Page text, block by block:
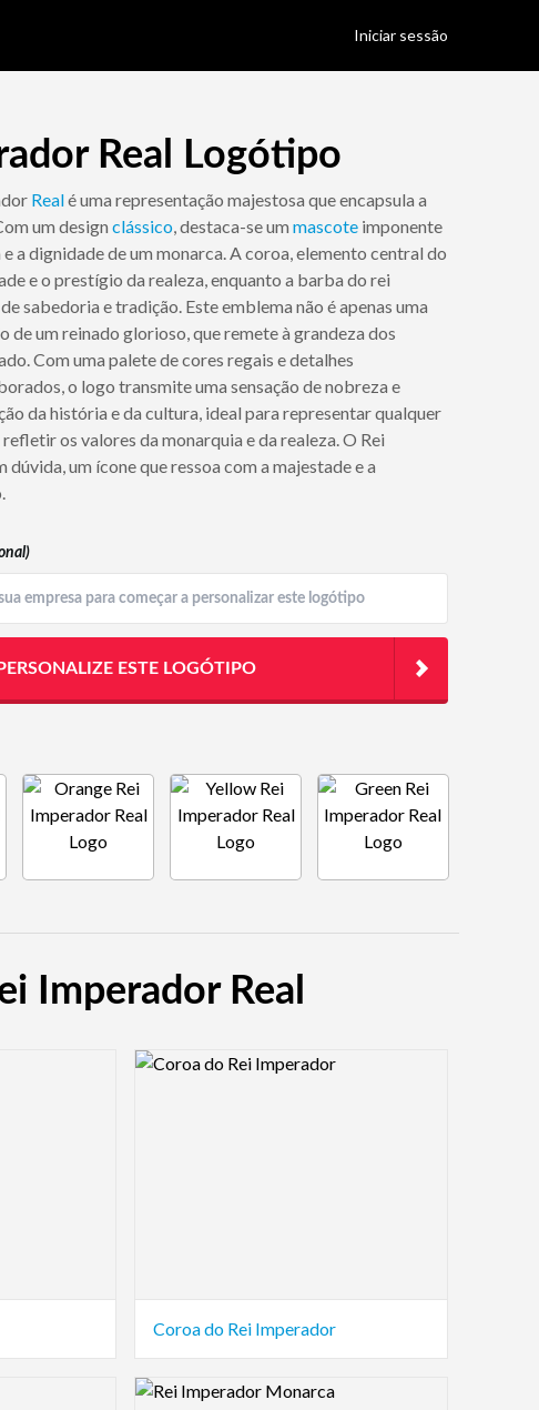
Iniciar sessão
Real Logótipo
Realé uma representação majestosa que encapsula a
um design clássico, destaca-se um mascote imponente
a dignidade de um monarca. A coroa, elemento central do
e o prestígio da realeza, enquanto a barba do rei
sabedoria e tradição. Este emblema não é apenas uma
de um reinado glorioso, que remete à grandeza dos
Com uma palete de cores regais e detalhes
o logo transmite uma sensação de nobreza e
da história e da cultura, ideal para representar qualquer
os valores da monarquia e da realeza. O Rei
dúvida, um ícone que ressoa com a majestade e a
PERSONALIZE ESTE LOGÓTIPO
Imperador Real
Logo Preview Image
Coroa do Rei Imperador
Logo Preview Image